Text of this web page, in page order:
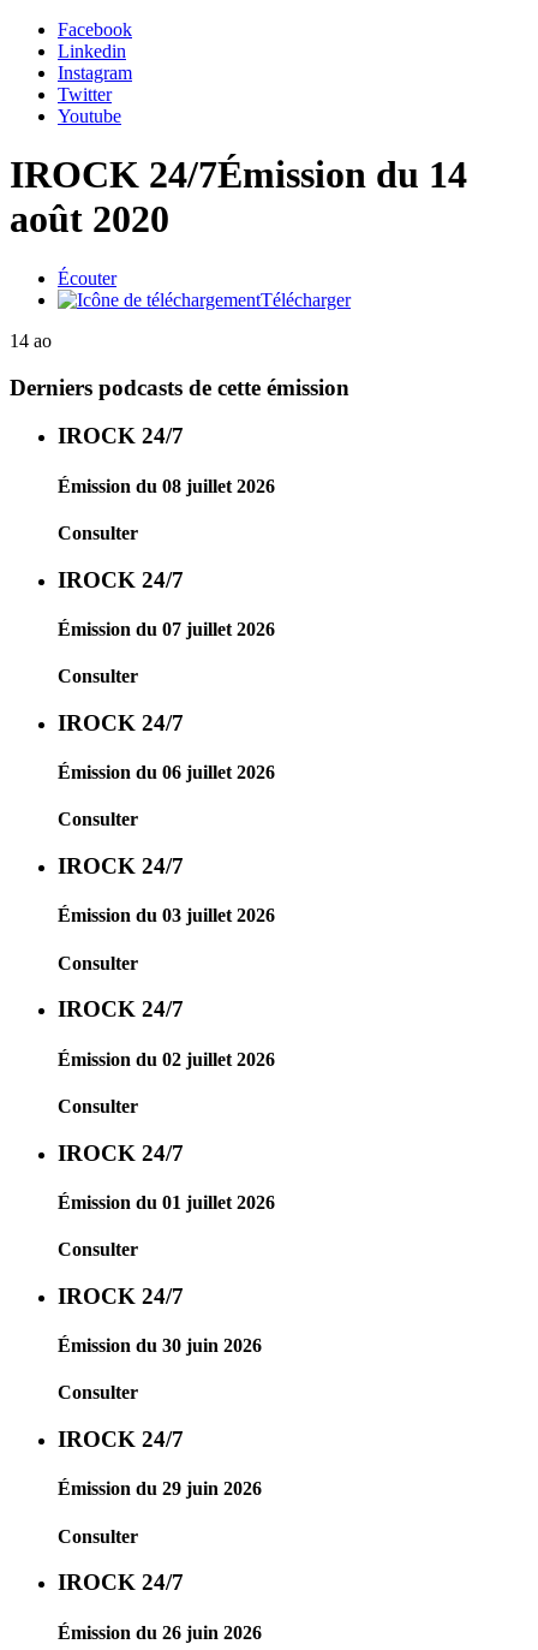
Facebook
Linkedin
Instagram
Twitter
Youtube
IROCK 24/7Émission du 14
août 2020
Écouter
Télécharger
14 ao
Derniers podcasts de cette émission
IROCK 24/7
Émission du 08 juillet 2026
Consulter
IROCK 24/7
Émission du 07 juillet 2026
Consulter
IROCK 24/7
Émission du 06 juillet 2026
Consulter
IROCK 24/7
Émission du 03 juillet 2026
Consulter
IROCK 24/7
Émission du 02 juillet 2026
Consulter
IROCK 24/7
Émission du 01 juillet 2026
Consulter
IROCK 24/7
Émission du 30 juin 2026
Consulter
IROCK 24/7
Émission du 29 juin 2026
Consulter
IROCK 24/7
Émission du 26 juin 2026